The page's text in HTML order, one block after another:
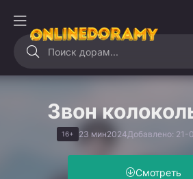
Звон
16+ 23 мин2024Добавлено: 21-
Смотреть